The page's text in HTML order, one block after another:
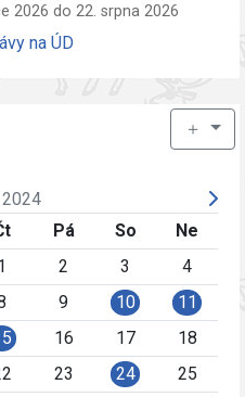
2026 do 22. srpna 2026
na ÚD
＋
2024
Pá So
Ne
2 3
4
9 10
11
16 17
18
23 24
25